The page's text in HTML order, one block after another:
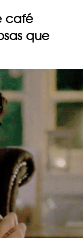
café
que